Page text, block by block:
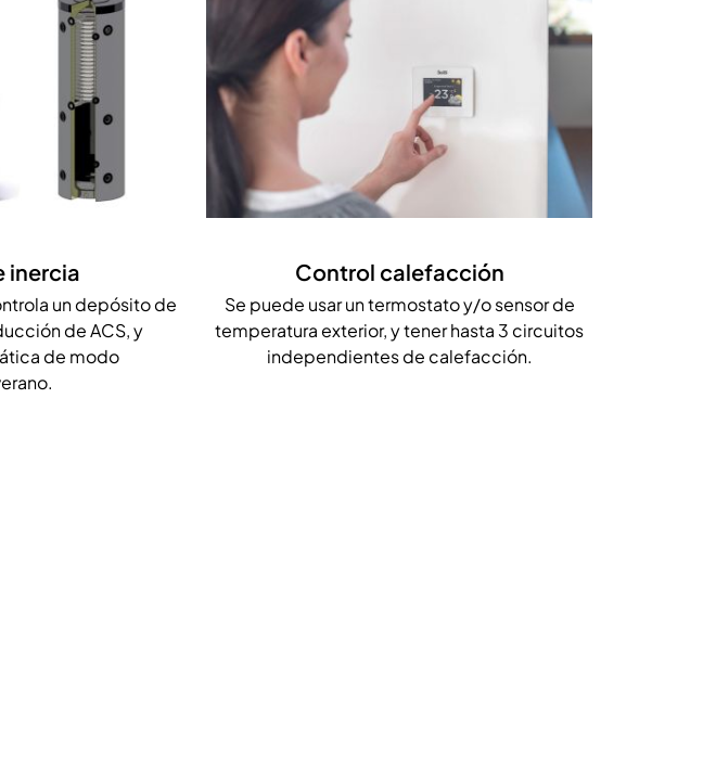
inercia
un depósito de
de ACS, y
de modo
Control calefacción
Se puede usar un termostato y/o sensor de
temperatura exterior, y tener hasta 3 circuitos
independientes de calefacción.